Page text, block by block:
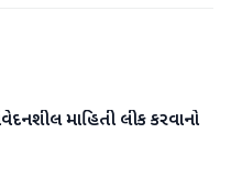
માહિતી લીક કરવાનો